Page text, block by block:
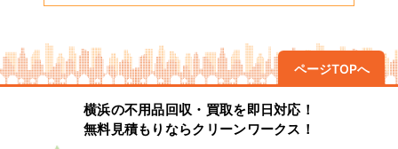
ページTOPへ
横浜の不用品回収・買取を即日対応！
無料見積もりならクリーンワークス！